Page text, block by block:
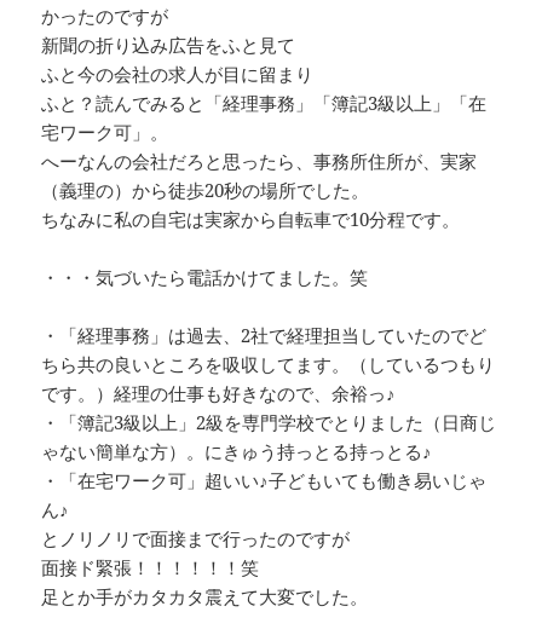
かったのですが
新聞の折り込み広告をふと見て
ふと今の会社の求人が目に留まり
ふと？読んでみると「経理事務」「簿記3級以上」「在
宅ワーク可」。
へーなんの会社だろと思ったら、事務所住所が、実家
（義理の）から徒歩20秒の場所でした。
ちなみに私の自宅は実家から自転車で10分程です。
・・・気づいたら電話かけてました。笑
・「経理事務」は過去、2社で経理担当していたのでど
ちら共の良いところを吸収してます。（しているつもり
です。）経理の仕事も好きなので、余裕っ♪
・「簿記3級以上」2級を専門学校でとりました（日商じ
ゃない簡単な方）。にきゅう持っとる持っとる♪
・「在宅ワーク可」超いい♪子どもいても働き易いじゃ
ん♪
とノリノリで面接まで行ったのですが
面接ド緊張！！！！！！笑
足とか手がカタカタ震えて大変でした。